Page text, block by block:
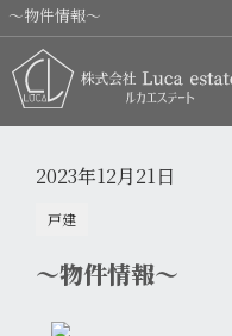
〜物件情報〜
2023年12月21日
戸建
〜物件情報〜